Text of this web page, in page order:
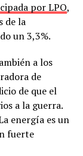
por LPO,
de la
un 3,3%.
a los
de
de que el
a la guerra.
energía es un
fuerte